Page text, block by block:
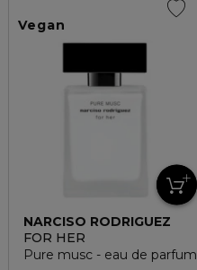
Vegan
NARCISO RODRIGUEZ
FOR HER
Pure musc - eau de parfum